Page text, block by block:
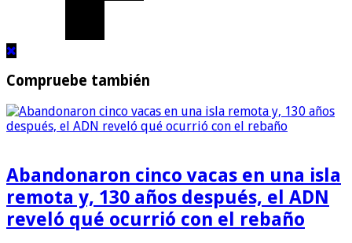
Compruebe también
Abandonaron cinco vacas en una isla
remota y, 130 años después, el ADN
reveló qué ocurrió con el rebaño